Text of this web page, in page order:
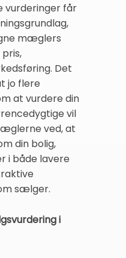
vurderinger får
mæglers
Det
jo flere
at vurdere din
vil
ved, at
din bolig,
i både lavere
sælger.
i